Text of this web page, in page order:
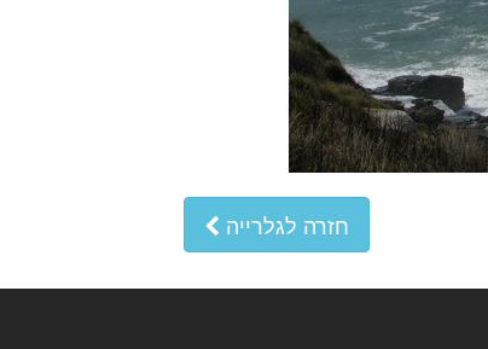
חזרה לגלרייה